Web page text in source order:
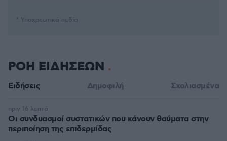
* Υποχρεωτικά πεδία
ΡΟΗ ΕΙΔΗΣΕΩΝ
Ειδήσεις Δημοφιλή Σχολιασμένα
Οι συνδυασμοί συστατικών που κάνουν θαύματα στην
περιποίηση της επιδερμίδας
πριν 16 λεπτά